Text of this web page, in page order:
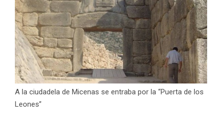
A la ciudadela de Micenas se entraba por la “Puerta de los
Leones”